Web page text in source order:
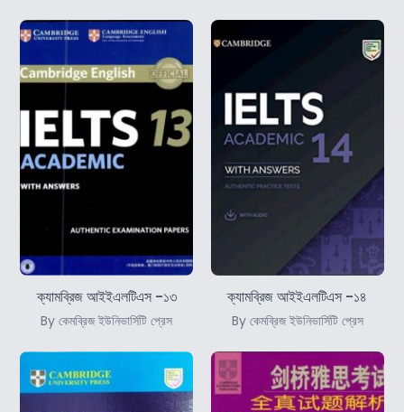
ক্যামব্রিজ আইইএলটিএস -১৩
By কেমব্রিজ ইউনিভার্সিটি প্রেস
ক্যামব্রিজ আইইএলটিএস -১৪
By কেমব্রিজ ইউনিভার্সিটি প্রেস